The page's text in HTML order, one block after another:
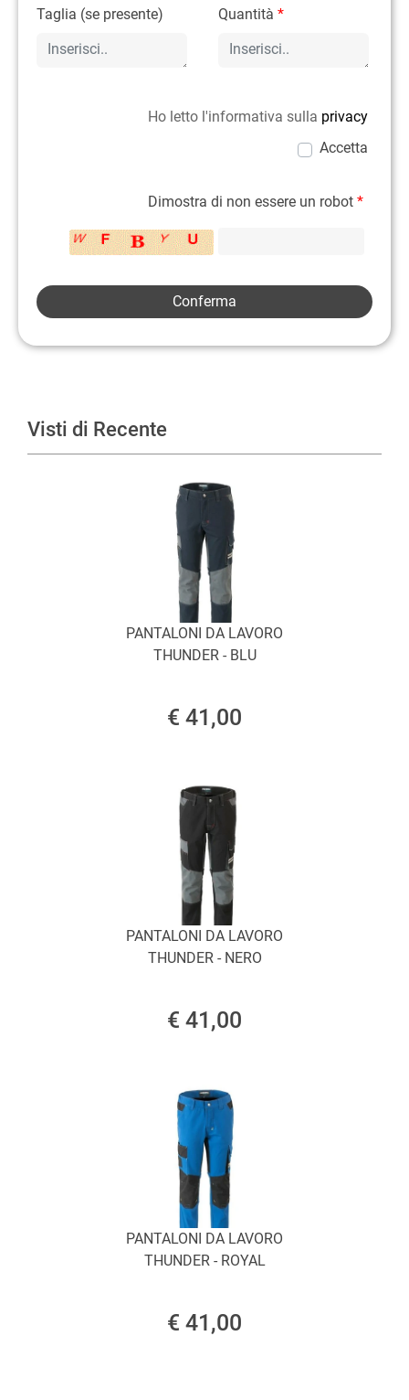
Taglia (se presente) Quantità*
Ho letto l'informativa sulla privacy
Accetta
Dimostra di non essere un robot *
Visti di Recente
PANTALONI DA LAVORO
THUNDER - BLU
€ 41,00
PANTALONI DA LAVORO
THUNDER - NERO
€ 41,00
PANTALONI DA LAVORO
THUNDER - ROYAL
€ 41,00